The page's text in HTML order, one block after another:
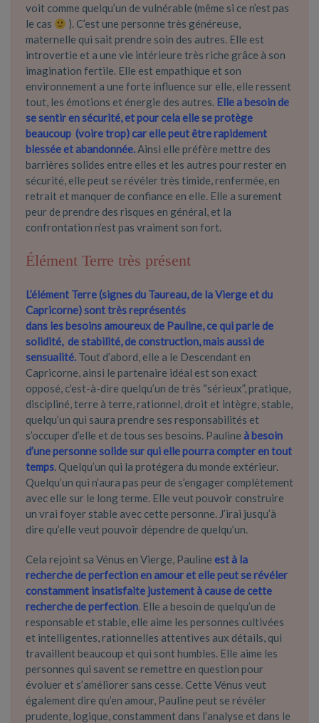
voit comme quelqu’un de vulnérable (même si ce n’est pas
le cas
). C’est une personne très généreuse,
maternelle qui sait prendre soin des autres. Elle est
introvertie et a une vie intérieure très riche grâce à son
imagination fertile. Elle est empathique et son
environnement a une forte influence sur elle, elle ressent
tout, les émotions et énergie des autres. Elle a besoin de
se sentir en sécurité, et pour cela elle se protège
beaucoup (voire trop) car elle peut être rapidement
blessée et abandonnée.Ainsi elle préfère mettre des
barrières solides entre elles et les autres pour rester en
sécurité, elle peut se révéler très timide, renfermée, en
retrait et manquer de confiance en elle. Elle a surement
peur de prendre des risques en général, et la
confrontation n’est pas vraiment son fort.
Élément Terre très présent
L’élément Terre (signes du Taureau, de la Vierge et du
Capricorne) sont très représentés
dans les besoins amoureux de Pauline, ce qui parle de
solidité, de stabilité, de construction, mais aussi de
sensualité. Tout d’abord, elle a le Descendant en
Capricorne, ainsi le partenaire idéal est son exact
opposé, c’est-à-dire quelqu’un de très “sérieux”, pratique,
discipliné, terre à terre, rationnel, droit et intègre, stable,
quelqu’un qui saura prendre ses responsabilités et
s’occuper d’elle et de tous ses besoins. Pauline à besoin
d’une personne solide sur qui elle pourra compter en tout
temps. Quelqu’un qui la protégera du monde extérieur.
Quelqu’un qui n’aura pas peur de s’engager complètement
avec elle sur le long terme. Elle veut pouvoir construire
un vrai foyer stable avec cette personne. J’irai jusqu’à
dire qu’elle veut pouvoir dépendre de quelqu’un.
Cela rejoint sa Vénus en Vierge, Pauline est à la
recherche de perfection en amour et elle peut se révéler
constamment insatisfaite justement à cause de cette
recherche de perfection. Elle a besoin de quelqu’un de
responsable et stable, elle aime les personnes cultivées
et intelligentes, rationnelles attentives aux détails, qui
travaillent beaucoup et qui sont humbles. Elle aime les
personnes qui savent se remettre en question pour
évoluer et s’améliorer sans cesse. Cette Vénus veut
également dire qu’en amour, Pauline peut se révéler
prudente, logique, constamment dans l’analyse et dans le